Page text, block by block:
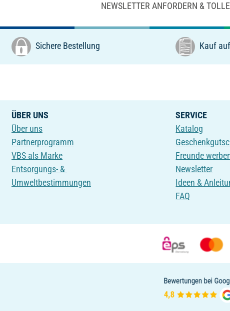
NEWSLETTER ANFORDERN &
Sichere Bestellung Kauf
ÜBER UNS
Über uns
Partnerprogramm
VBS als Marke
Entsorgungs- &
Umweltbestimmungen
SERVICE
Katalog
Freunde
Newsletter
Ideen &
FAQ